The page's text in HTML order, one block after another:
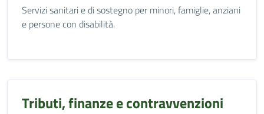
Servizi sanitari e di sostegno per minori, famiglie, anziani
e persone con disabilità.
Tributi, finanze e contravvenzioni